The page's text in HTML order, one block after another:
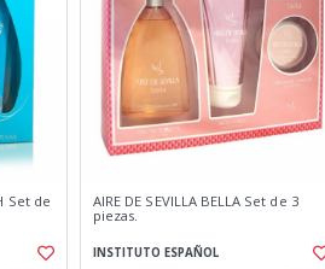
Set de
AIRE DE SEVILLA BELLA Set de 3
piezas.
INSTITUTO ESPAÑOL